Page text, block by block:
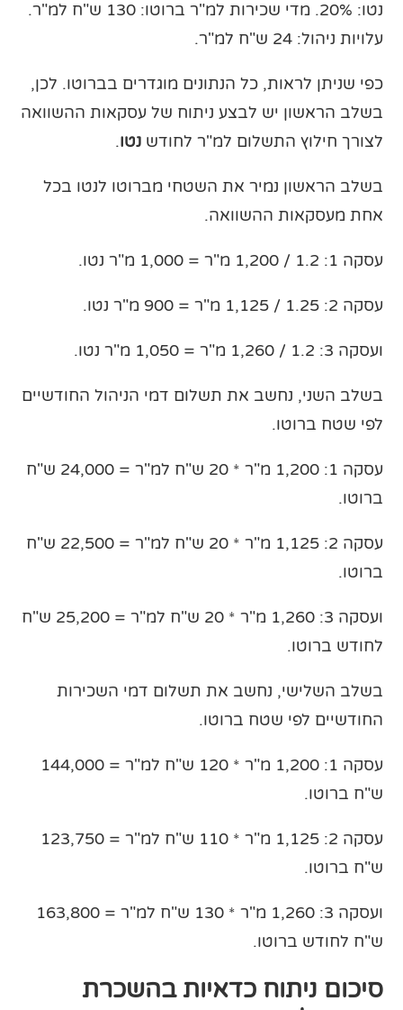
נטו: 20%. מדי שכירות למ"ר ברוטו: 130 ש"ח למ"ר.
עלויות ניהול: 24 ש"ח למ"ר.
כפי שניתן לראות, כל הנתונים מוגדרים בברוטו. לכן,
בשלב הראשון יש לבצע ניתוח של עסקאות ההשוואה
לצורך חילוץ התשלום למ"ר לחודשנטו.
בשלב הראשון נמיר את השטחי מברוטו לנטו בכל
אחת מעסקאות ההשוואה.
עסקה 1: 1.2 / 1,200 מ"ר = 1,000 מ"ר נטו.
עסקה 2: 1.25 / 1,125 מ"ר = 900 מ"ר נטו.
ועסקה 3: 1.2 / 1,260 מ"ר = 1,050 מ"ר נטו.
בשלב השני, נחשב את תשלום דמי הניהול החודשיים
לפי שטח ברוטו.
עסקה 1: 1,200 מ"ר * 20 ש"ח למ"ר = 24,000 ש"ח
ברוטו.
עסקה 2: 1,125 מ"ר * 20 ש"ח למ"ר = 22,500 ש"ח
ברוטו.
ועסקה 3: 1,260 מ"ר * 20 ש"ח למ"ר = 25,200 ש"ח
לחודש ברוטו.
בשלב השלישי, נחשב את תשלום דמי השכירות
החודשיים לפי שטח ברוטו.
עסקה 1: 1,200 מ"ר * 120 ש"ח למ"ר = 144,000
ש"ח ברוטו.
עסקה 2: 1,125 מ"ר * 110 ש"ח למ"ר = 123,750
ש"ח ברוטו.
ועסקה 3: 1,260 מ"ר * 130 ש"ח למ"ר = 163,800
ש"ח לחודש ברוטו.
סיכום ניתוח כדאיות בהשכרת